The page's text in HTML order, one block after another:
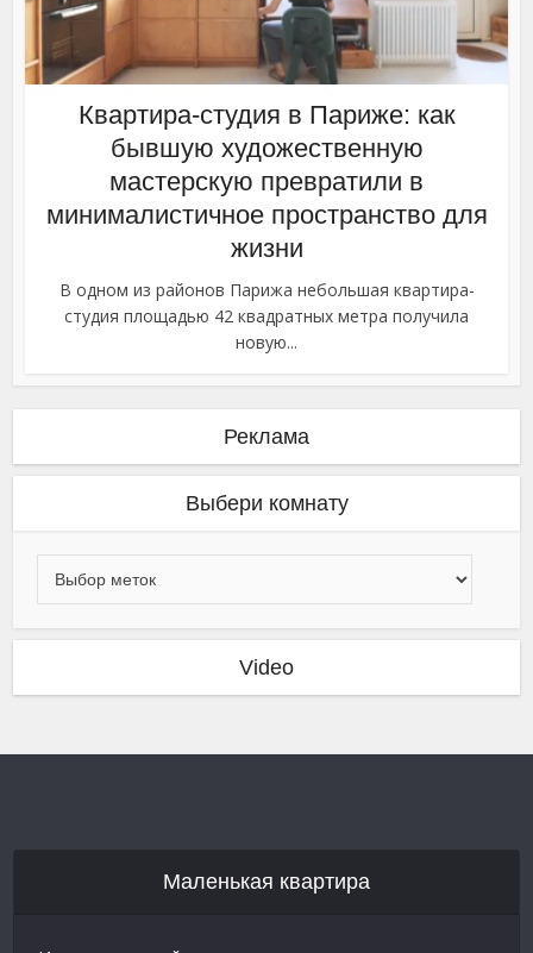
Квартира-студия в Париже: как
бывшую художественную
мастерскую превратили в
минималистичное пространство для
жизни
В одном из районов Парижа небольшая квартира-
студия площадью 42 квадратных метра получила
новую...
Реклама
Выбери комнату
Video
Маленькая квартира